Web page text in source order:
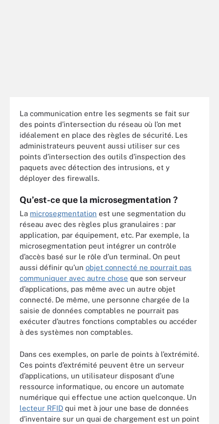
La communication entre les segments se fait sur
des points d’intersection du réseau où l’on met
idéalement en place des règles de sécurité. Les
administrateurs peuvent aussi utiliser sur ces
points d’intersection des outils d’inspection des
paquets avec détection des intrusions, et y
déployer des firewalls.
Qu’est-ce que la microsegmentation ?
La microsegmentation est une segmentation du
réseau avec des règles plus granulaires : par
application, par équipement, etc. Par exemple, la
microsegmentation peut intégrer un contrôle
d’accès basé sur le rôle d’un terminal. On peut
aussi définir qu’un objet connecté ne pourrait pas
communiquer avec autre chose que son serveur
d’applications, pas même avec un autre objet
connecté. De même, une personne chargée de la
saisie de données comptables ne pourrait pas
exécuter d’autres fonctions comptables ou accéder
à des systèmes non comptables.
Dans ces exemples, on parle de points à l’extrémité.
Ces points d’extrémité peuvent être un serveur
d’applications, un utilisateur disposant d’une
ressource informatique, ou encore un automate
numérique qui effectue une action quelconque. Un
lecteur RFID qui met à jour une base de données
d’inventaire sur un quai de chargement est un point